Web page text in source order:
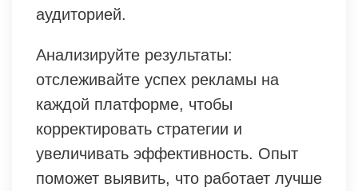
аудиторией.
Анализируйте результаты:
отслеживайте успех рекламы на
каждой платформе, чтобы
корректировать стратегии и
увеличивать эффективность. Опыт
поможет выявить, что работает лучше